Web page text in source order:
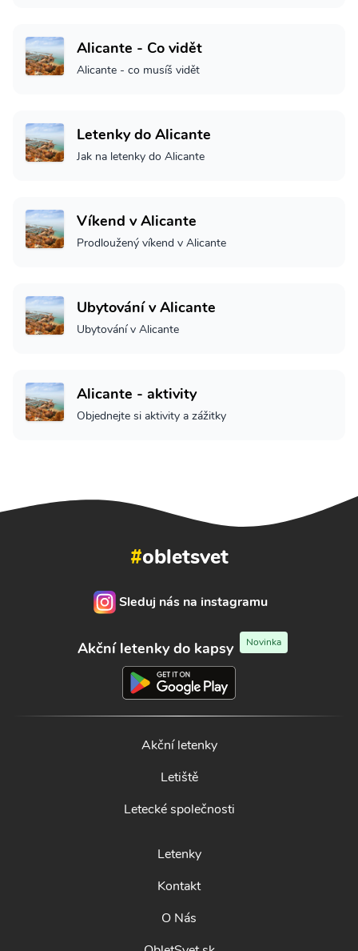
Alicante - Co vidět
Alicante - co musíš vidět
Letenky do Alicante
Jak na letenky do Alicante
Víkend v Alicante
Prodloužený víkend v Alicante
Ubytování v Alicante
Ubytování v Alicante
Alicante - aktivity
Objednejte si aktivity a zážitky
#obletsvet
Sleduj nás na instagramu
Akční letenky do kapsy Novinka
Akční letenky
Letiště
Letecké společnosti
Letenky
Kontakt
O Nás